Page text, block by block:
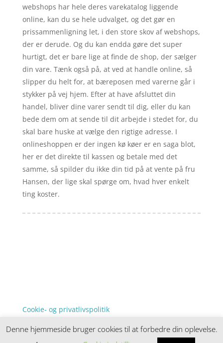
webshops har hele deres varekatalog liggende
online, kan du se hele udvalget, og det gør en
prissammenligning let, i den store skov af webshops,
der er derude. Og du kan endda gøre det super
hurtigt, det er bare lige at finde de shop, der sælger
din vare. Tænk også på, at ved at handle online, så
slipper du helt for, at bæreposen med varerne går i
stykker på vej hjem. Efter at have afsluttet din
handel, bliver dine varer sendt til dig, eller du kan
bede dem om at sende til dit arbejde i stedet for, du
skal bare huske at vælge den rigtige adresse. I
onlineshoppen er der ingen kø køer er en saga blot,
her er det direkte til kassen og betale med det
samme, så spilder du ikke din tid på at vente på fru
Hansen, der lige skal spørge om, hvad hver enkelt
ting koster.
Cookie- og privatlivspolitik
Denne hjemmeside samler et bredt udvalg af
Denne hjemmeside bruger cookies til at forbedre din oplevelse.